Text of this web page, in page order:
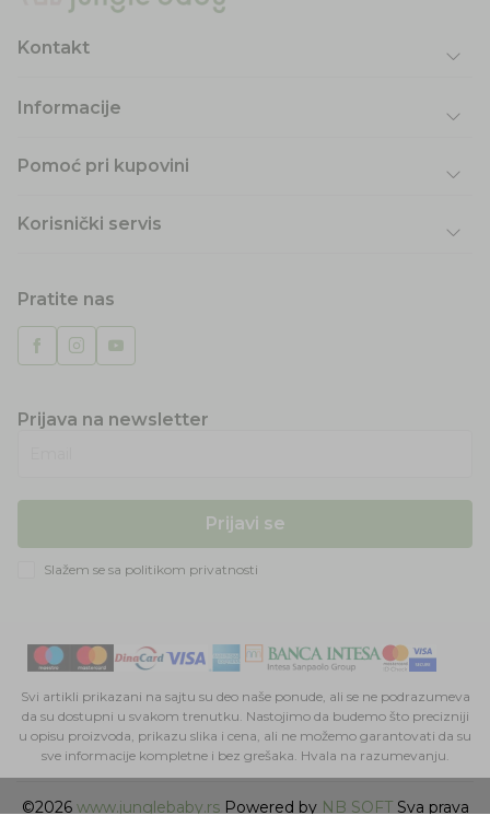
Kontakt
Informacije
Pomoć pri kupovini
Korisnički servis
Pratite nas
Prijava na newsletter
Prijavi se
Slažem se sa politikom privatnosti
Svi artikli prikazani na sajtu su deo naše ponude, ali se ne podrazumeva
da su dostupni u svakom trenutku. Nastojimo da budemo što precizniji
u opisu proizvoda, prikazu slika i cena, ali ne možemo garantovati da su
sve informacije kompletne i bez grešaka. Hvala na razumevanju.
©2026 www.junglebaby.rs Powered by NB SOFTSva prava